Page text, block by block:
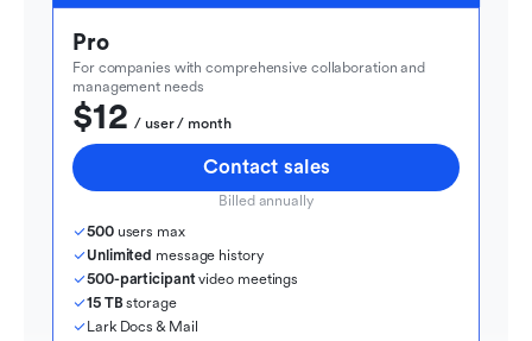
Pro
For companies with comprehensive collaboration and
management needs
$12
  / user / month
Contact sales
Billed annually
500 users max
Unlimited message history
500-participant video meetings
15 TB storage
Lark Docs & Mail